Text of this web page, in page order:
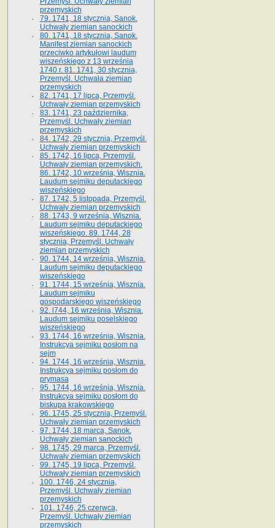
przemyskich
79. 1741, 18 stycznia, Sanok.
Uchwały ziemian sanockich
80. 1741, 18 stycznia, Sanok.
Manifest ziemian sanockich
przeciwko artykułowi laudum
wiszeńskiego z 13 wrze­śnia
1740 r. 81. 1741, 30 stycznia,
Przemyśl. Uchwała ziemian
przemyskich
82. 1741, 17 lipca, Przemyśl.
Uchwały ziemian przemyskich
83. 1741, 23 października,
Przemyśl. Uchwały ziemian
przemyskich
84. 1742, 29 stycznia, Przemyśl.
Uchwały ziemian przemyskich
85. 1742, 16 lipca, Przemyśl.
Uchwały ziemian przemyskich.
86. 1742, 10 września, Wisznia.
Laudum sejmiku deputackiego
wiszeńskiego
87. 1742, 5 listopada, Przemyśl.
Uchwały ziemian przemyskich
88. 1743, 9 września, Wisznia.
Laudum sejmiku deputackiego
wiszeńskiego. 89. 1744, 28
stycznia, Przemyśl. Uchwały
ziemian przemyskich
90. 1744, 14 września, Wisznia.
Laudum sejmiku deputackiego
wiszeńskiego
91. 1744, 15 września, Wisznia.
Laudum sejmiku
gospodarskiego wiszeńskiego
92. l744, 16 września, Wisznia.
Laudum sejmiku poselskiego
wiszeńskiego
93. 1744, 16 września, Wisznia.
Instrukcya sejmiku posłom na
sejm
94. 1744, 16 września, Wisznia.
Instrukcya sejmiku posłom do
prymasa
95. 1744, 16 września, Wisznia.
Instrukcya sejmiku posłom do
biskupa krakowskiego
96. 1745, 25 stycznia, Przemyśl.
Uchwały ziemian przemyskich
97. 1744, 18 marca, Sanok.
Uchwały ziemian sanockich
98. 1745, 29 marca, Przemyśl.
Uchwały ziemian przemyskich
99. 1745, 19 lipca, Przemyśl.
Uchwały ziemian przemyskich
100. 1746, 24 stycznia,
Przemyśl. Uchwały ziemian
przemyskich
101. 1746, 25 czerwca,
Przemyśl. Uchwały ziemian
przemyskich